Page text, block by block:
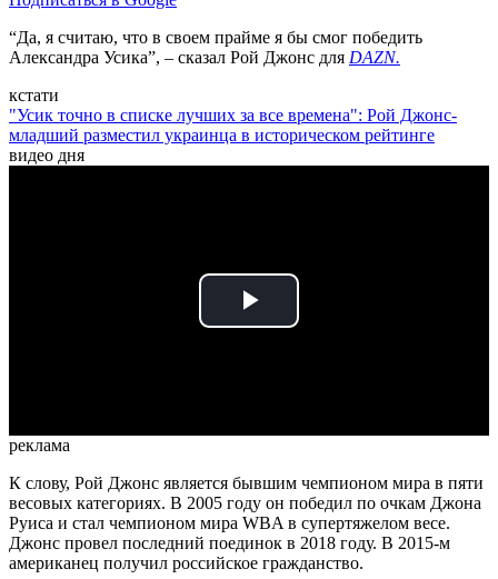
“Да, я считаю, что в своем прайме я бы смог победить
Александра Усика”, – сказал Рой Джонс для DAZN.
кстати
"Усик точно в списке лучших за все времена": Рой Джонс-
младший разместил украинца в историческом рейтинге
видео дня
Play
реклама
К слову, Рой Джонс является бывшим чемпионом мира в пяти
весовых категориях. В 2005 году он победил по очкам Джона
Руиса и стал чемпионом мира WBA в супертяжелом весе.
Джонс провел последний поединок в 2018 году. В 2015-м
американец получил российское гражданство.